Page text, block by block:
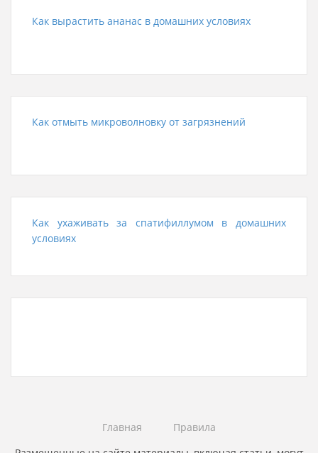
Как вырастить ананас в домашних условиях
Как отмыть микроволновку от загрязнений
Как ухаживать за спатифиллумом в домашних
условиях
Главная
Правила